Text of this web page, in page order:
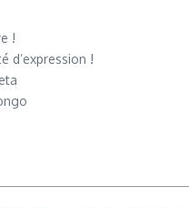
!
d’expression !